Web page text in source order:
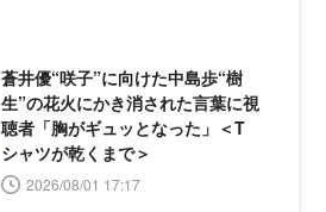
蒼井優“咲子”に向けた中島歩“樹
生”の花火にかき消された言葉に視
聴者「胸がギュッとなった」＜T
シャツが乾くまで＞
2026/08/01 17:17